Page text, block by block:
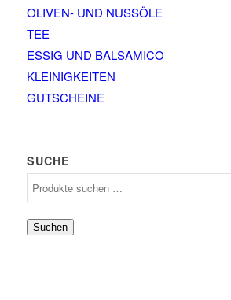
OLIVEN- UND NUSSÖLE
TEE
ESSIG UND BALSAMICO
KLEINIGKEITEN
GUTSCHEINE
SUCHE
Suchen